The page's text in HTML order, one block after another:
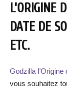
L’ORIGINE
DATE DE
ETC.
Godzilla
vous souhaitez